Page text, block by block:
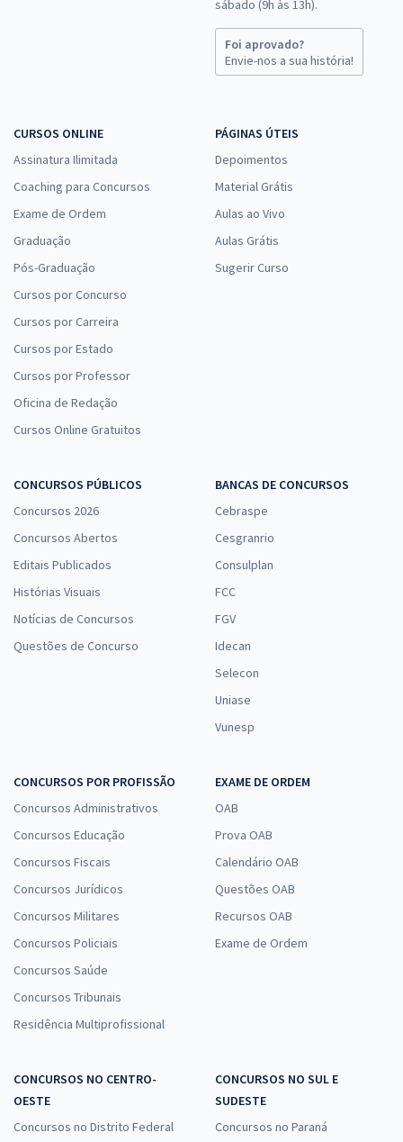
sábado (9h às 13h).
Foi aprovado?
Envie-nos a sua história!
CURSOS ONLINE
Assinatura Ilimitada
Coaching para Concursos
Exame de Ordem
Graduação
Pós-Graduação
Cursos por Concurso
Cursos por Carreira
Cursos por Estado
Cursos por Professor
Oficina de Redação
Cursos Online Gratuitos
PÁGINAS ÚTEIS
Depoimentos
Material Grátis
Aulas ao Vivo
Aulas Grátis
Sugerir Curso
CONCURSOS PÚBLICOS
Concursos 2026
Concursos Abertos
Editais Publicados
Histórias Visuais
Notícias de Concursos
Questões de Concurso
BANCAS DE CONCURSOS
Cebraspe
Cesgranrio
Consulplan
FCC
FGV
Idecan
Selecon
Uniase
Vunesp
CONCURSOS POR PROFISSÃO
Concursos Administrativos
Concursos Educação
Concursos Fiscais
Concursos Jurídicos
Concursos Militares
Concursos Policiais
Concursos Saúde
Concursos Tribunais
Residência Multiprofissional
EXAME DE ORDEM
OAB
Prova OAB
Calendário OAB
Questões OAB
Recursos OAB
Exame de Ordem
CONCURSOS NO CENTRO-
OESTE
Concursos no Distrito Federal
CONCURSOS NO SUL E
SUDESTE
Concursos no Paraná